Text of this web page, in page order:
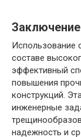
Заключение
Использование
составе
эффективный
повышения
конструкций.
инженерные
надежность и